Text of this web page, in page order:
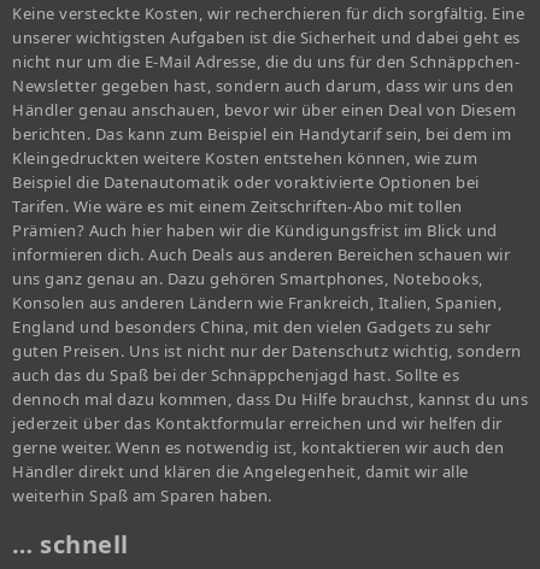
Keine versteckte Kosten, wir recherchieren für dich sorgfältig. Eine
unserer wichtigsten Aufgaben ist die Sicherheit und dabei geht es
nicht nur um die E-Mail Adresse, die du uns für den Schnäppchen-
Newsletter gegeben hast, sondern auch darum, dass wir uns den
Händler genau anschauen, bevor wir über einen Deal von Diesem
berichten. Das kann zum Beispiel ein Handytarif sein, bei dem im
Kleingedruckten weitere Kosten entstehen können, wie zum
Beispiel die Datenautomatik oder voraktivierte Optionen bei
Tarifen. Wie wäre es mit einem Zeitschriften-Abo mit tollen
Prämien? Auch hier haben wir die Kündigungsfrist im Blick und
informieren dich. Auch Deals aus anderen Bereichen schauen wir
uns ganz genau an. Dazu gehören Smartphones, Notebooks,
Konsolen aus anderen Ländern wie Frankreich, Italien, Spanien,
England und besonders China, mit den vielen Gadgets zu sehr
guten Preisen. Uns ist nicht nur der Datenschutz wichtig, sondern
auch das du Spaß bei der Schnäppchenjagd hast. Sollte es
dennoch mal dazu kommen, dass Du Hilfe brauchst, kannst du uns
jederzeit über das Kontaktformular erreichen und wir helfen dir
gerne weiter. Wenn es notwendig ist, kontaktieren wir auch den
Händler direkt und klären die Angelegenheit, damit wir alle
weiterhin Spaß am Sparen haben.
… schnell